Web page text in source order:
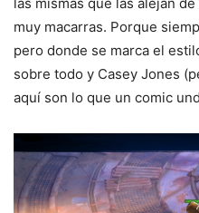
las mismas que las alejan
muy macarras. Porque
pero donde se marca el
sobre todo y Casey Jones
aquí son lo que un comic